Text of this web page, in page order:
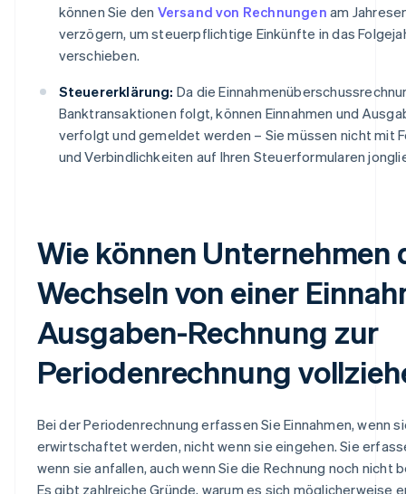
können Sie den Versand von Rechnungen am
verzögern, um steuerpflichtige Einkünfte in das
verschieben.
Steuererklärung: Da die
Banktransaktionen folgt, können Einnahmen und
verfolgt und gemeldet werden – Sie müssen nicht mit
und Verbindlichkeiten auf Ihren Steuerformularen
Wie können Unternehmen
Wechseln von einer
Ausgaben-Rechnung zur
Periodenrechnung
Bei der Periodenrechnung erfassen Sie Einnahmen, wenn
erwirtschaftet werden, nicht wenn sie eingehen. Sie
wenn sie anfallen, auch wenn Sie die Rechnung noch nicht
Es gibt zahlreiche Gründe, warum es sich möglicherweise